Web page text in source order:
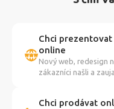
Chci
online
Nový web, redesign
zákazníci našli a
Chci prodávat